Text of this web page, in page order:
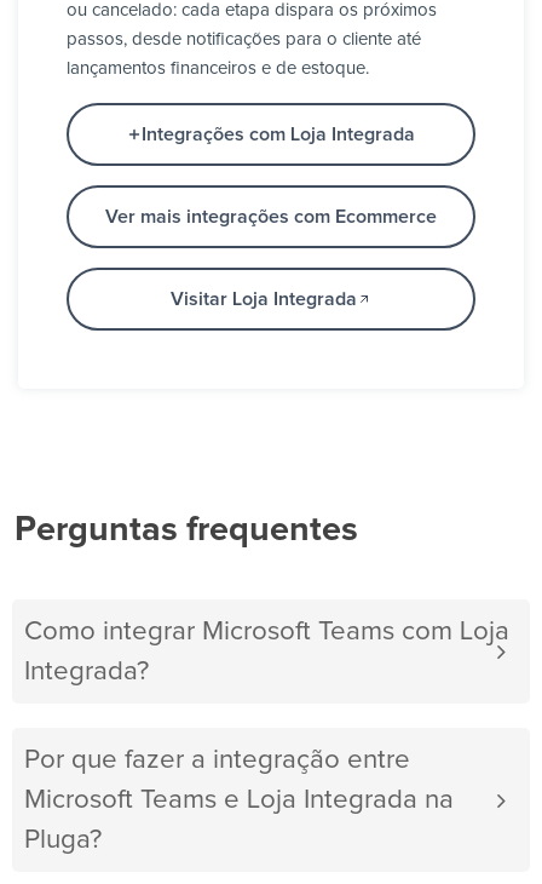
ou cancelado: cada etapa dispara os próximos
passos, desde notificações para o cliente até
lançamentos financeiros e de estoque.
Integrações com Loja Integrada
Ver mais integrações com Ecommerce
Visitar Loja Integrada
Perguntas frequentes
Como integrar Microsoft Teams com Loja
Integrada?
Por que fazer a integração entre
Microsoft Teams e Loja Integrada na
Pluga?